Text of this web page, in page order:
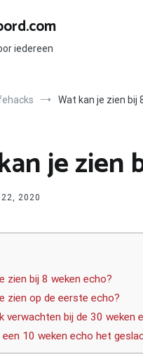
iedereen
Wat kan je zien bij
je zien
2020
zien bij 8 weken echo?
zien op de eerste echo?
verwachten bij de 30 weken
een 10 weken echo het